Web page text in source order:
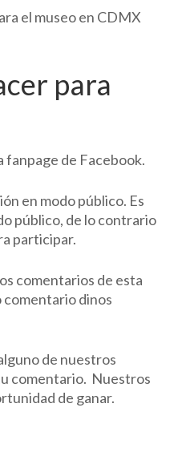
el museo en CDMX
para
fanpage de Facebook.
en modo público. Es
público, de lo contrario
participar.
comentarios de esta
comentario dinos
de nuestros
comentario. Nuestros
de ganar.